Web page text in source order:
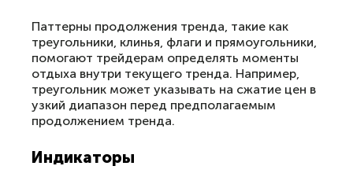
Паттерны продолжения тренда, такие как
треугольники, клинья, флаги и прямоугольники,
помогают трейдерам определять моменты
отдыха внутри текущего тренда. Например,
треугольник может указывать на сжатие цен в
узкий диапазон перед предполагаемым
продолжением тренда.
Индикаторы